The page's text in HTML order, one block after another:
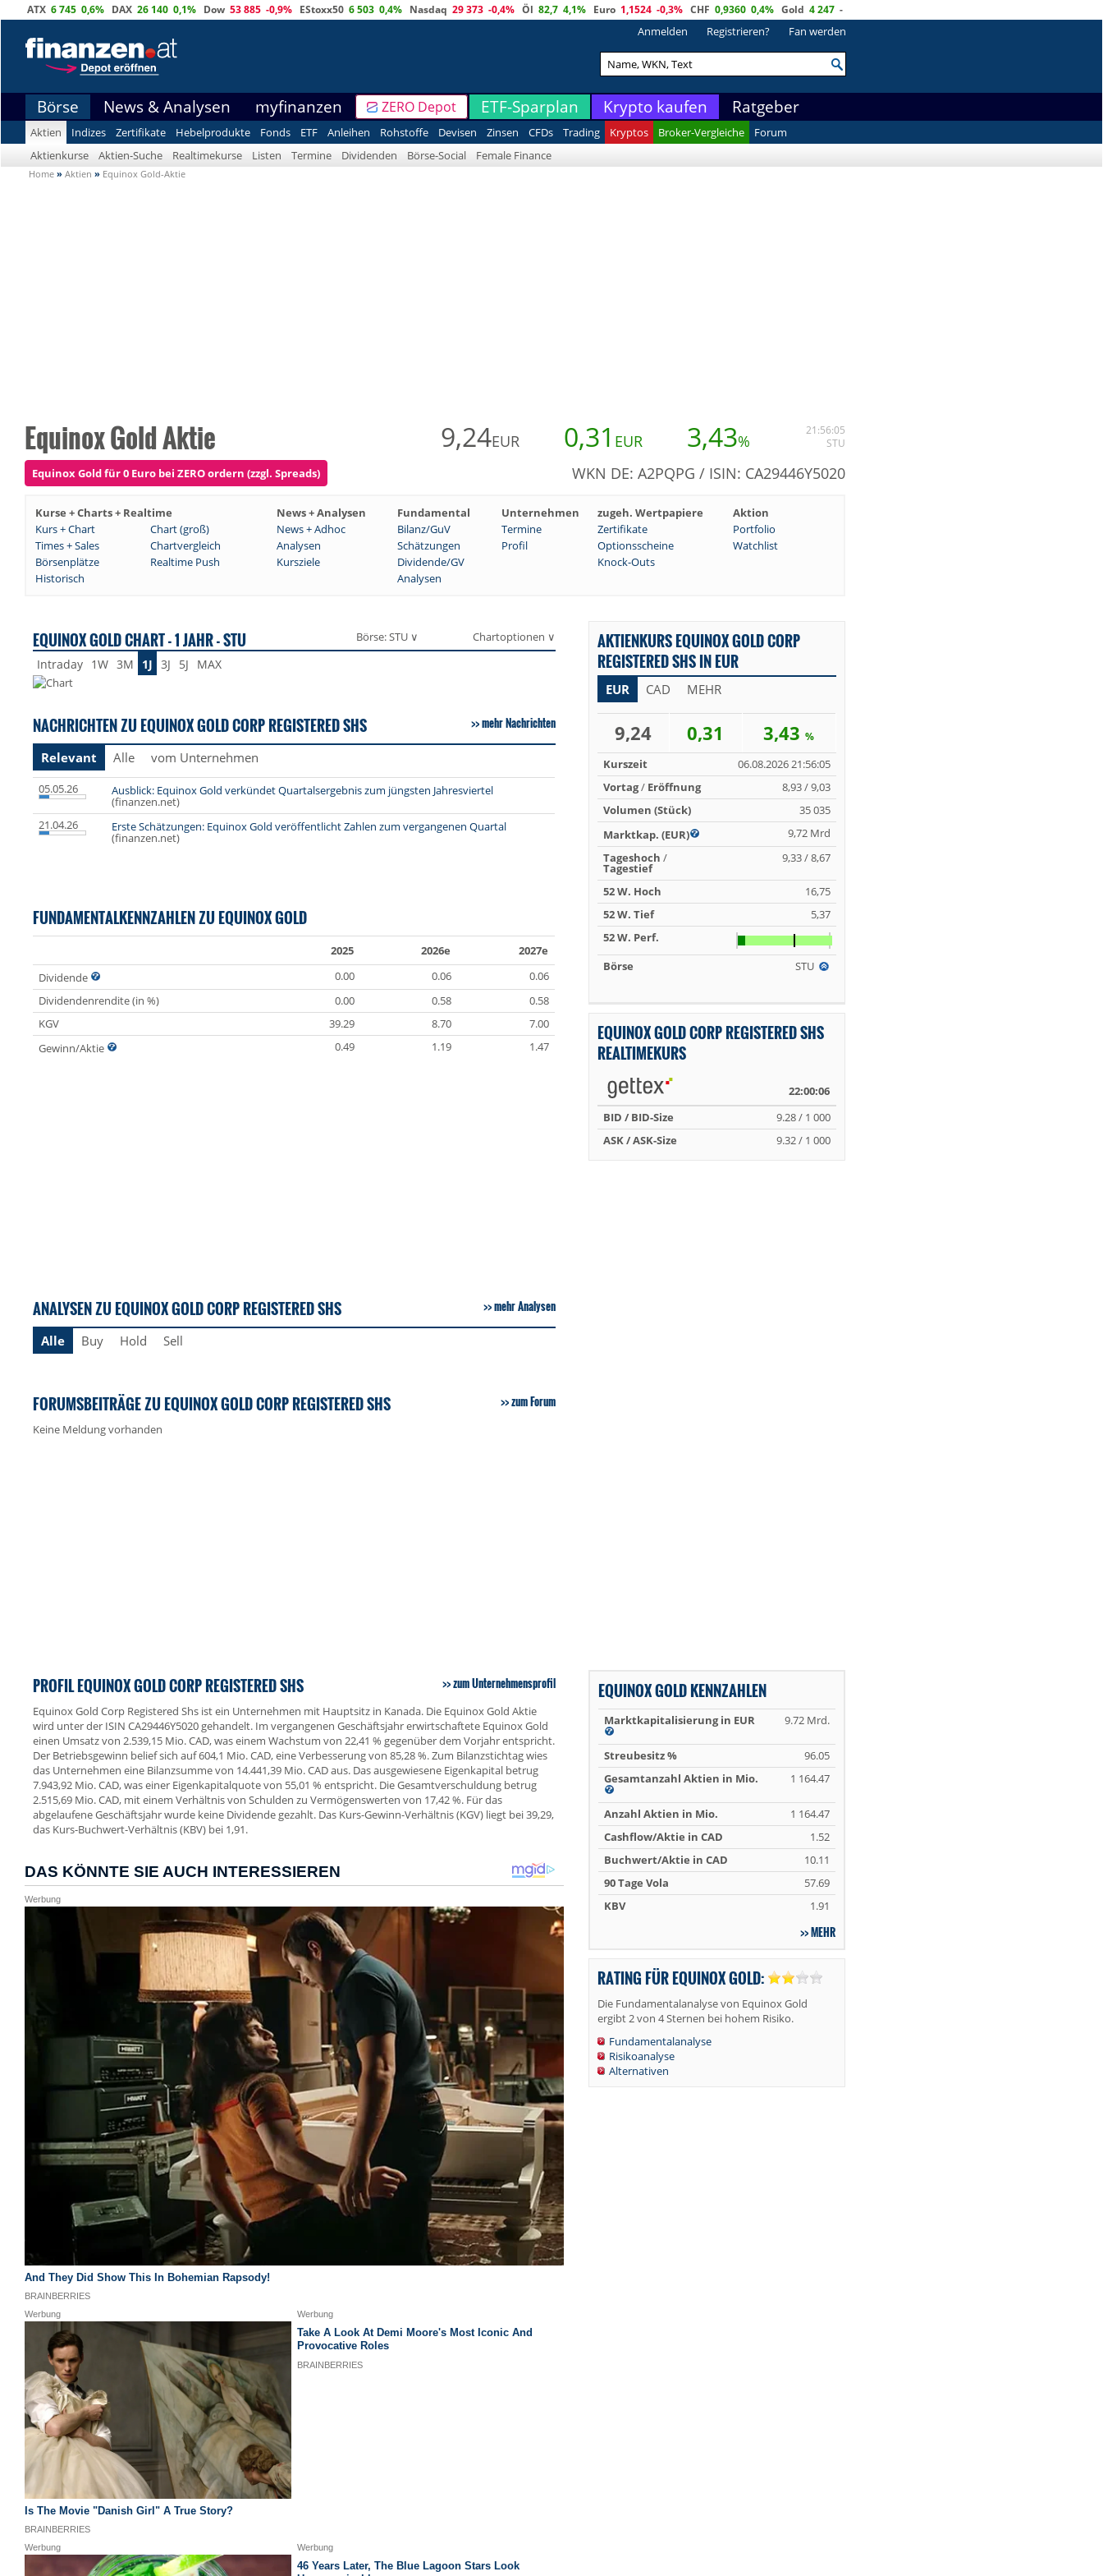
ATX 6 745 0,6% DAX 26 140 0,1% Dow 53 885 -0,9% EStoxx50 6 503 0,4% Nasdaq 29 373 -0,4% Öl 82,7 4,1% Euro 1,1524 -0,3% CHF 0,9360 0,4% Gold 4 247 -
Anmelden Registrieren? Fan werden
Börse News & Analysen myfinanzen ZERO Depot ETF-Sparplan Krypto kaufen Ratgeber
Aktien Indizes Zertifikate Hebelprodukte Fonds ETF Anleihen Rohstoffe Devisen Zinsen CFDs Trading Kryptos Broker-Vergleiche
Forum
Aktienkurse
Aktien-Suche Realtimekurse Listen Termine Dividenden Börse-Social Female Finance
Home » Aktien » Equinox Gold-Aktie
Equinox Gold Aktie 9,24EUR 0,31 EUR 3,43%
21:56:05
STU
Equinox Gold für 0 Euro bei ZERO ordern (zzgl. Spreads) WKN DE: A2PQPG / ISIN: CA29446Y5020
Kurse + Charts + Realtime News + Analysen Fundamental Unternehmen zugeh. Wertpapiere
Aktion
Kurs + Chart
Chart (groß) News + Adhoc Bilanz/GuV Termine Zertifikate
Portfolio
Times + Sales
Chartvergleich Analysen Schätzungen Profil Optionsscheine
Watchlist
Börsenplätze
Realtime Push Kursziele Dividende/GV
Knock-Outs
Historisch
Analysen
EQUINOX GOLD CHART - 1 JAHR - STU Börse: STU ∨ Chartoptionen ∨
Intraday 1W 3M 1J 3J 5J MAX
NACHRICHTEN ZU EQUINOX GOLD CORP REGISTERED SHS mehr Nachrichten
Relevant Alle vom Unternehmen
05.05.26 Ausblick: Equinox Gold verkündet Quartalsergebnis zum jüngsten Jahresviertel
(finanzen.net)
21.04.26
Erste Schätzungen: Equinox Gold veröffentlicht Zahlen zum vergangenen Quartal
(finanzen.net)
FUNDAMENTALKENNZAHLEN ZU EQUINOX GOLD
2025 2026e
2027e
Dividende
0.00 0.06
0.06
Dividendenrendite (in %)
0.00 0.58
0.58
KGV
39.29 8.70
7.00
Gewinn/Aktie
0.49 1.19 1.47
ANALYSEN ZU EQUINOX GOLD CORP REGISTERED SHS mehr Analysen
Alle Buy Hold Sell
FORUMSBEITRÄGE ZU EQUINOX GOLD CORP REGISTERED SHS zum Forum
Keine Meldung vorhanden
PROFIL EQUINOX GOLD CORP REGISTERED SHS zum Unternehmensprofil
Equinox Gold Corp Registered Shs ist ein Unternehmen mit Hauptsitz in Kanada. Die Equinox Gold Aktie
wird unter der ISIN CA29446Y5020 gehandelt. Im vergangenen Geschäftsjahr erwirtschaftete Equinox Gold
einen Umsatz von 2.539,15 Mio. CAD, was einem Wachstum von 22,41 % gegenüber dem Vorjahr entspricht.
Der Betriebsgewinn belief sich auf 604,1 Mio. CAD, eine Verbesserung von 85,28 %. Zum Bilanzstichtag wies
das Unternehmen eine Bilanzsumme von 14.441,39 Mio. CAD aus. Das ausgewiesene Eigenkapital betrug
7.943,92 Mio. CAD, was einer Eigenkapitalquote von 55,01 % entspricht. Die Gesamtverschuldung betrug
2.515,69 Mio. CAD, mit einem Verhältnis von Schulden zu Vermögenswerten von 17,42 %. Für das
abgelaufene Geschäftsjahr wurde keine Dividende gezahlt. Das Kurs-Gewinn-Verhältnis (KGV) liegt bei 39,29,
das Kurs-Buchwert-Verhältnis (KBV) bei 1,91.
AKTIENKURS EQUINOX GOLD CORP
REGISTERED SHS IN EUR
EUR CAD MEHR
9,24 0,31 3,43%
Kurszeit
06.08.2026 21:56:05
Vortag/ Eröffnung
8,93 / 9,03
Volumen (Stück)
35 035
Marktkap. (EUR)
9,72 Mrd
Tageshoch /
Tagestief
9,33 / 8,67
52 W. Hoch
16,75
52 W. Tief
5,37
52 W. Perf.
Börse
STU
EQUINOX GOLD CORP REGISTERED SHS
REALTIMEKURS
22:00:06
BID / BID-Size
9.28 / 1 000
ASK / ASK-Size
9.32 / 1 000
EQUINOX GOLD KENNZAHLEN
Marktkapitalisierung in EUR 9.72 Mrd.
Streubesitz %
96.05
Gesamtanzahl Aktien in Mio.
1 164.47
Anzahl Aktien in Mio.
1 164.47
Cashflow/Aktie in CAD
1.52
Buchwert/Aktie in CAD
10.11
90 Tage Vola
57.69
KBV
1.91
MEHR
RATING FÜR EQUINOX GOLD:
Die Fundamentalanalyse von Equinox Gold
ergibt 2 von 4 Sternen bei hohem Risiko.
Fundamentalanalyse
Risikoanalyse
Alternativen